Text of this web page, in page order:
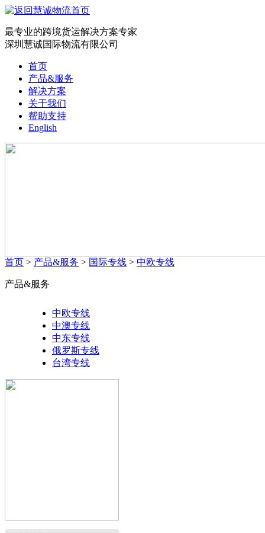
最专业的跨境货运解决方案专家
深圳慧诚国际物流有限公司
首页
产品&服务
解决方案
关于我们
帮助支持
English
首页 > 产品&服务 > 国际专线 > 中欧专线
产品&服务
中欧专线
中澳专线
中东专线
俄罗斯专线
台湾专线